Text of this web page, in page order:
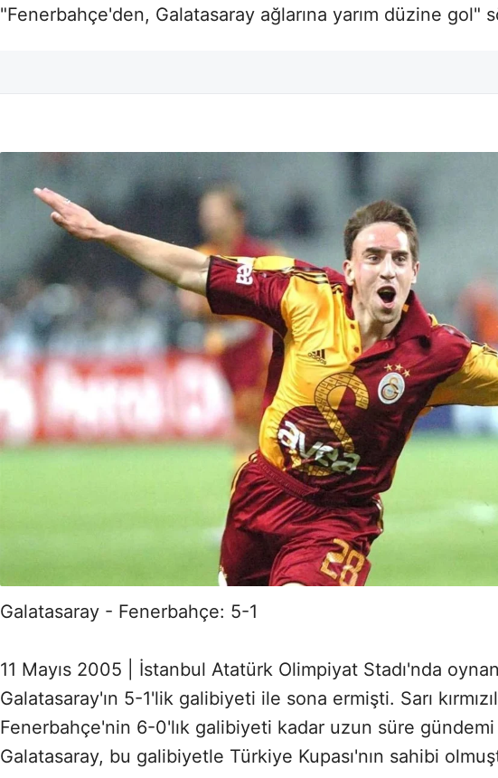
"Fenerbahçe'den, Galatasaray ağlarına yarım düzine gol"
Galatasaray - Fenerbahçe: 5-1
11 Mayıs 2005 | İstanbul Atatürk Olimpiyat Stadı'nda
Galatasaray'ın 5-1'lik galibiyeti ile sona ermişti. Sarı
Fenerbahçe'nin 6-0'lık galibiyeti kadar uzun süre
Galatasaray, bu galibiyetle Türkiye Kupası'nın sahibi